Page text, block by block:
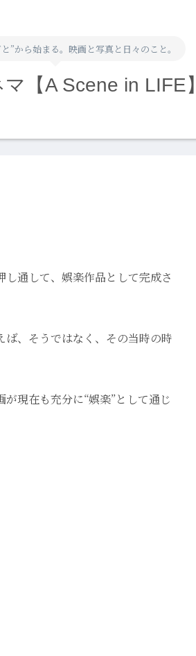
”から始まる。映画と写真と日々のこと。
【A Scene in LIFE】
通して、娯楽作品として完成さ
、そうではなく、その当時の時
現在も充分に“娯楽”として通じ